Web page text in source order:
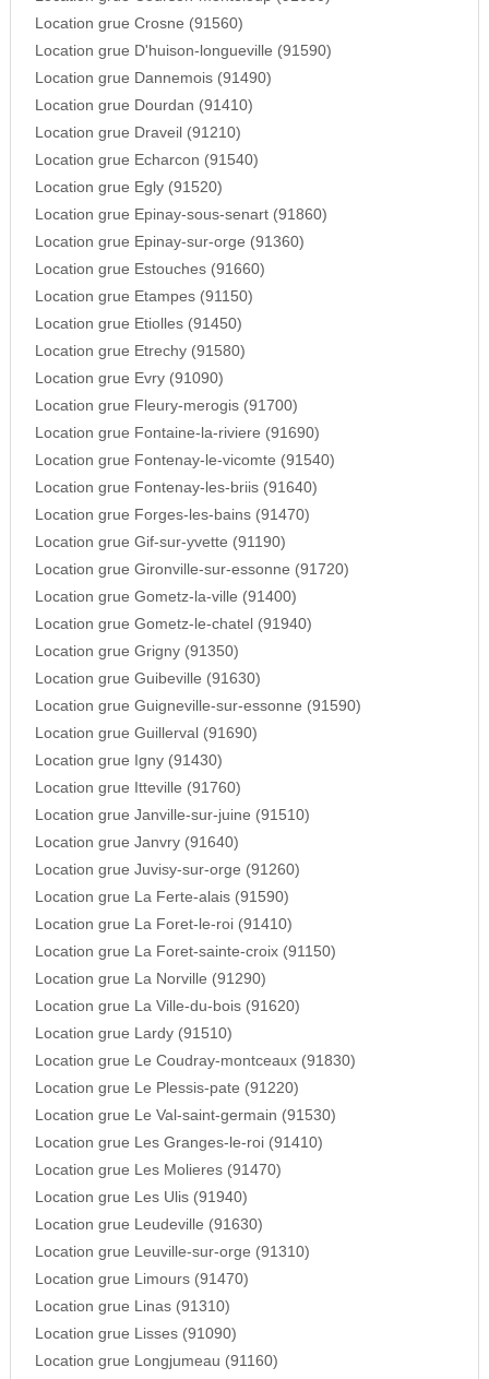
Location grue Crosne (91560)
Location grue D'huison-longueville (91590)
Location grue Dannemois (91490)
Location grue Dourdan (91410)
Location grue Draveil (91210)
Location grue Echarcon (91540)
Location grue Egly (91520)
Location grue Epinay-sous-senart (91860)
Location grue Epinay-sur-orge (91360)
Location grue Estouches (91660)
Location grue Etampes (91150)
Location grue Etiolles (91450)
Location grue Etrechy (91580)
Location grue Evry (91090)
Location grue Fleury-merogis (91700)
Location grue Fontaine-la-riviere (91690)
Location grue Fontenay-le-vicomte (91540)
Location grue Fontenay-les-briis (91640)
Location grue Forges-les-bains (91470)
Location grue Gif-sur-yvette (91190)
Location grue Gironville-sur-essonne (91720)
Location grue Gometz-la-ville (91400)
Location grue Gometz-le-chatel (91940)
Location grue Grigny (91350)
Location grue Guibeville (91630)
Location grue Guigneville-sur-essonne (91590)
Location grue Guillerval (91690)
Location grue Igny (91430)
Location grue Itteville (91760)
Location grue Janville-sur-juine (91510)
Location grue Janvry (91640)
Location grue Juvisy-sur-orge (91260)
Location grue La Ferte-alais (91590)
Location grue La Foret-le-roi (91410)
Location grue La Foret-sainte-croix (91150)
Location grue La Norville (91290)
Location grue La Ville-du-bois (91620)
Location grue Lardy (91510)
Location grue Le Coudray-montceaux (91830)
Location grue Le Plessis-pate (91220)
Location grue Le Val-saint-germain (91530)
Location grue Les Granges-le-roi (91410)
Location grue Les Molieres (91470)
Location grue Les Ulis (91940)
Location grue Leudeville (91630)
Location grue Leuville-sur-orge (91310)
Location grue Limours (91470)
Location grue Linas (91310)
Location grue Lisses (91090)
Location grue Longjumeau (91160)